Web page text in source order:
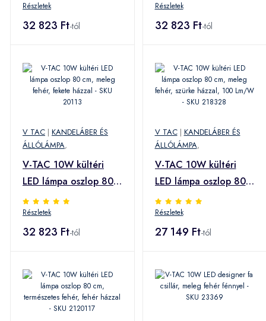
fekete házzal - SKU
20115
Részletek
32 823 Ft-tól
házzal - SKU 20116
Részletek
32 823 Ft-tól
V TAC | KANDELÁBER ÉS
ÁLLÓLÁMPA,
V-TAC 10W kültéri
LED lámpa oszlop 80
cm, meleg fehér,
fekete házzal - SKU
20113
Részletek
32 823 Ft-tól
V TAC| KANDELÁBER ÉS
ÁLLÓLÁMPA,
V-TAC 10W kültéri
LED lámpa oszlop 80
cm, meleg fehér,
szürke házzal, 100
Lm/W - SKU 218328
Részletek
27 149 Ft-tól